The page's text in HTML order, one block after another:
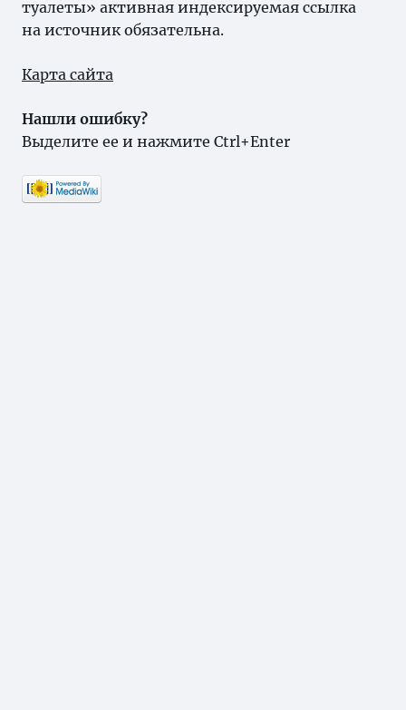
туалеты» активная индексируемая ссылка
на источник обязательна.
Карта сайта
Нашли ошибку?
Выделите ее и нажмите Ctrl+Enter